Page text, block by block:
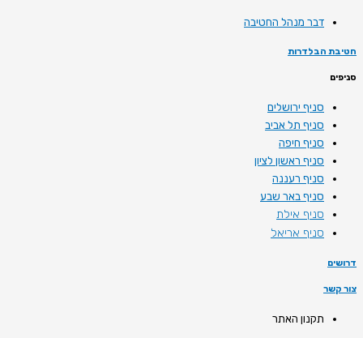
דבר מנהל החטיבה
חטיבת הבלדרות
סניפים
סניף ירושלים
סניף תל אביב
סניף חיפה
סניף ראשון לציון
סניף רעננה
סניף באר שבע
סניף אילת
סניף אריאל
דרושים
צור קשר
תקנון האתר